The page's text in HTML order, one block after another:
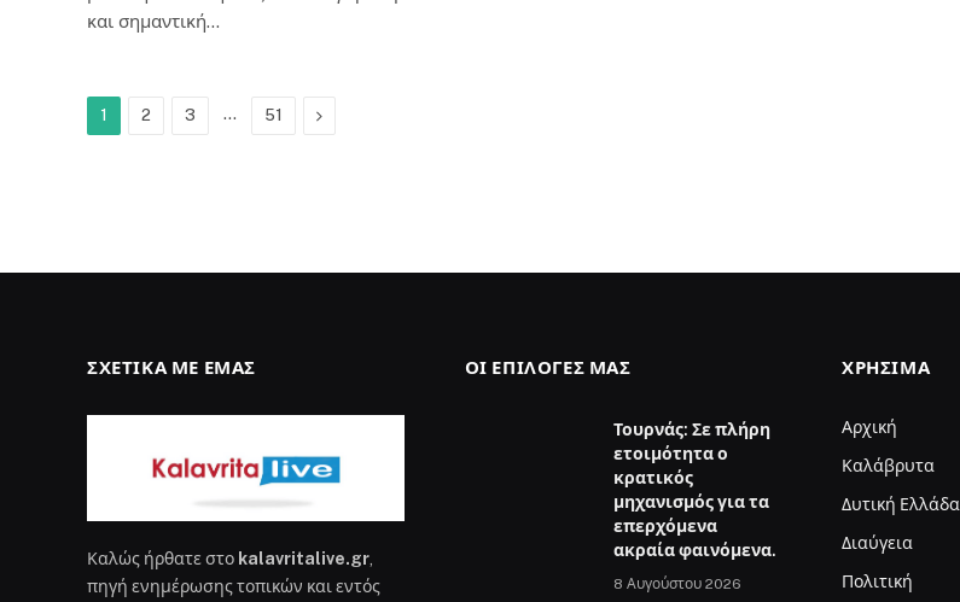
και σημαντική…
1 2 3 … 51 Next
ΣΧΕΤΙΚΆ ΜΕ ΕΜΆΣ
Καλώς ήρθατε στο kalavritalive.gr
πηγή ενημέρωσης τοπικών και εντός
ΟΙ ΕΠΙΛΟΓΈΣ ΜΑΣ
Τουρνάς: Σε πλήρη
ετοιμότητα ο
κρατικός
μηχανισμός για τα
επερχόμενα
ακραία φαινόμενα.
8 Αυγούστου 2026
ΧΡΉΣΙΜΑ
Αρχική
Καλάβρυτα
Δυτική Ελλάδα
Διαύγεια
Πολιτική